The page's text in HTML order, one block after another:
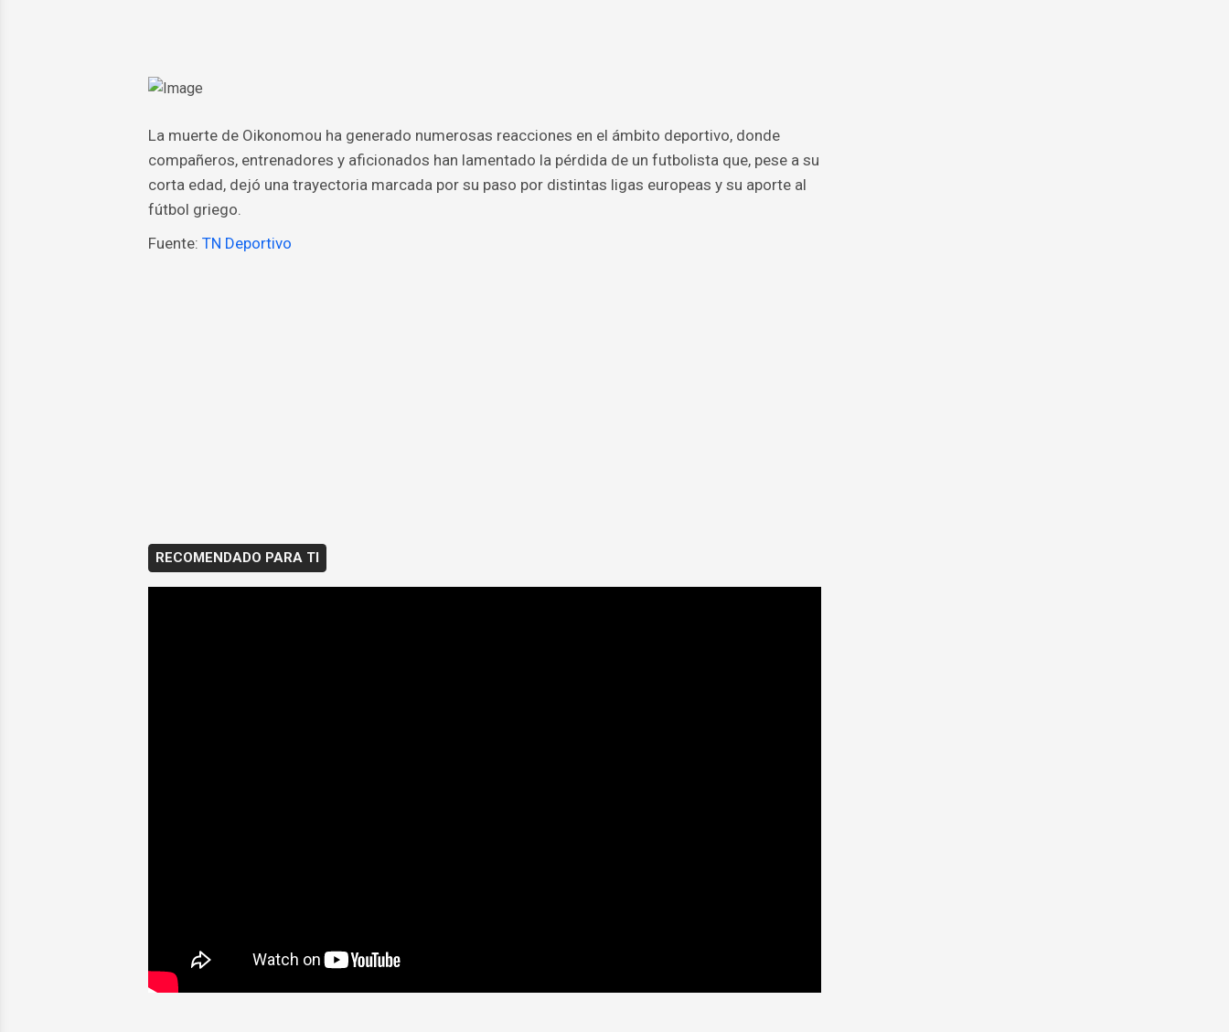
La muerte de Oikonomou ha generado numerosas reacciones en el ámbito deportivo, donde
compañeros, entrenadores y aficionados han lamentado la pérdida de un futbolista que, pese a su
corta edad, dejó una trayectoria marcada por su paso por distintas ligas europeas y su aporte al
fútbol griego.
Fuente: TN Deportivo
RECOMENDADO PARA TI